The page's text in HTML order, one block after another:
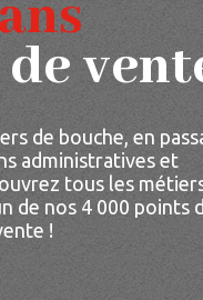
de bouche, en
administratives et
tous les
de nos 4 000 points
!